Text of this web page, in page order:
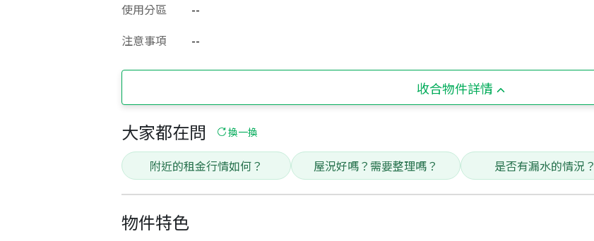
使用分區
--
注意事項
--
收合物件詳情
大家都在問 換一換
附近的租金行情如何？ 屋況好嗎？需要整理嗎？ 是否有漏水的情況？
物件特色